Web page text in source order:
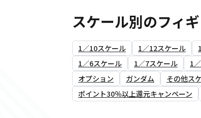
スケール別のフィ
1／10スケール 1／12スケール
1／6スケール
1／7スケール 1
オプション
ガンダム その他ス
ポイント30％以上還元キャンペーン